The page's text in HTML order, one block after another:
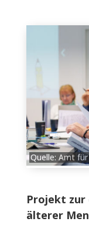
Quelle: Amt
Projekt zur
älterer